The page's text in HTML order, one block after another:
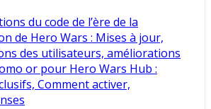
du code de l’ère de la
de Hero Wars : Mises à jour,
des utilisateurs, améliorations
or pour Hero Wars Hub :
Comment activer,